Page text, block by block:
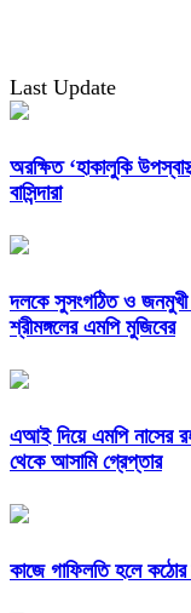
Last Update
অরক্ষিত ‘হাকালুকি
বাসিন্দারা
দলকে সুসংগঠিত ও জনমুখী
শ্রীমঙ্গলের এমপি মুজিবের
এআই দিয়ে এমপি নাসের
থেকে আসামি গ্রেপ্তার
কাজে গাফিলতি হলে কঠোর